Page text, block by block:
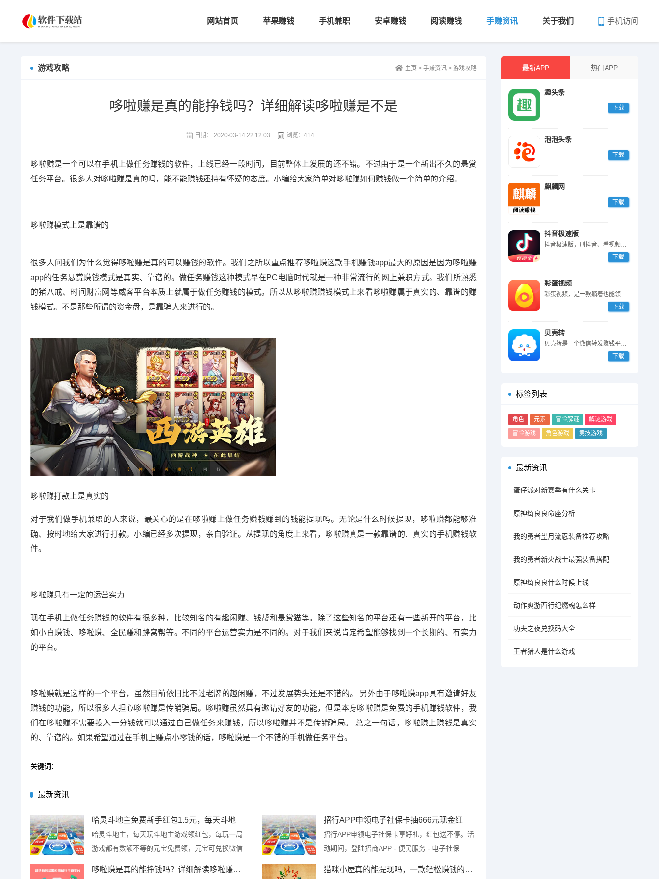
手机访问
网站首页 苹果赚钱 手机兼职 安卓赚钱 阅读赚钱 手赚资讯 关于我们
最新APP 热门APP
趣头条
下载
泡泡头条
下载
麒麟网
下载
抖音极速版
抖音极速版，刷抖音、看视频赚钱的软件，登陆填邀请码87590235送2...
下载
彩蛋视频
彩蛋视频，是一款躺着也能领奖励的短视频APP。登陆即送1元，0.3元起...
下载
贝壳转
贝壳转是一个微信转发赚钱平台，登陆就送3毛，转发文章被 阅读一次奖励3...
下载
标签列表
角色 元素 冒险解谜
解谜游戏
冒险游戏
角色游戏 竞技游戏
最新资讯
蛋仔派对新赛季有什么关卡
原神绮良良命座分析
我的勇者望月流忍装备推荐攻略
我的勇者新火战士最强装备搭配
原神绮良良什么时候上线
动作爽游西行纪燃魂怎么样
功夫之夜兑换码大全
王者猎人是什么游戏
游戏攻略 主页 > 手赚资讯 > 游戏攻略
哆啦赚是真的能挣钱吗？详细解读哆啦赚是不是
日期： 2020-03-14 22:12:03 浏览： 414
哆啦赚是一个可以在手机上做任务赚钱的软件，上线已经一段时间，目前整体上发展的还不错。不过由于是一个新出不久的悬赏
任务平台。很多人对哆啦赚是真的吗，能不能赚钱还持有怀疑的态度。小编给大家简单对哆啦赚如何赚钱做一个简单的介绍。
哆啦赚模式上是靠谱的
很多人问我们为什么觉得哆啦赚是真的可以赚钱的软件。我们之所以重点推荐哆啦赚这款手机赚钱app最大的原因是因为哆啦赚
app的任务悬赏赚钱模式是真实、靠谱的。做任务赚钱这种模式早在PC电脑时代就是一种非常流行的网上兼职方式。我们所熟悉
的猪八戒、时间财富网等威客平台本质上就属于做任务赚钱的模式。所以从哆啦赚赚钱模式上来看哆啦赚属于真实的、靠谱的赚
钱模式。不是那些所谓的资金盘，是靠骗人来进行的。
哆啦赚打款上是真实的
对于我们做手机兼职的人来说，最关心的是在哆啦赚上做任务赚钱赚到的钱能提现吗。无论是什么时候提现，哆啦赚都能够准
确、按时地给大家进行打款。小编已经多次提现，亲自验证。从提现的角度上来看，哆啦赚真是一款靠谱的、真实的手机赚钱软
件。
哆啦赚具有一定的运营实力
现在手机上做任务赚钱的软件有很多种，比较知名的有趣闲赚、钱帮和悬赏猫等。除了这些知名的平台还有一些新开的平台，比
如小白赚钱、哆啦赚、全民赚和蜂窝帮等。不同的平台运营实力是不同的。对于我们来说肯定希望能够找到一个长期的、有实力
的平台。
哆啦赚就是这样的一个平台，虽然目前依旧比不过老牌的趣闲赚，不过发展势头还是不错的。 另外由于哆啦赚app具有邀请好友
赚钱的功能，所以很多人担心哆啦赚是传销骗局。哆啦赚虽然具有邀请好友的功能，但是本身哆啦赚是免费的手机赚钱软件，我
们在哆啦赚不需要投入一分钱就可以通过自己做任务来赚钱，所以哆啦赚并不是传销骗局。 总之一句话，哆啦赚上赚钱是真实
的、靠谱的。如果希望通过在手机上赚点小零钱的话，哆啦赚是一个不错的手机做任务平台。
关键词：
最新资讯
哈灵斗地主免费新手红包1.5元，每天斗地
哈灵斗地主，每天玩斗地主游戏领红包，每玩一局
游戏都有数额不等的元宝免费领，元宝可兑换微信
招行APP申领电子社保卡抽666元现金红
招行APP申领电子社保卡享好礼，红包送不停。活
动期间，登陆招商APP - 便民服务 - 电子社保
哆啦赚是真的能挣钱吗？详细解读哆啦赚是不 猫咪小屋真的能提现吗，一款轻松赚钱的养成